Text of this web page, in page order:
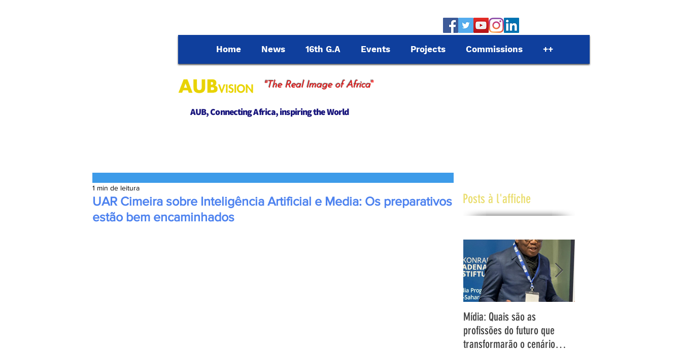
Home News 16th G.A Events Projects Commissions ++
"The Real Image of Africa"
AUB, Connecting Africa, inspiring the World
UAR Cimeira sobre Inteligência Artificial e Media: Os preparativos
estão bem encaminhados
1 min de leitura
Posts à l'affiche
Mídia: Quais são as
profissões do futuro que
transformarão o cenário